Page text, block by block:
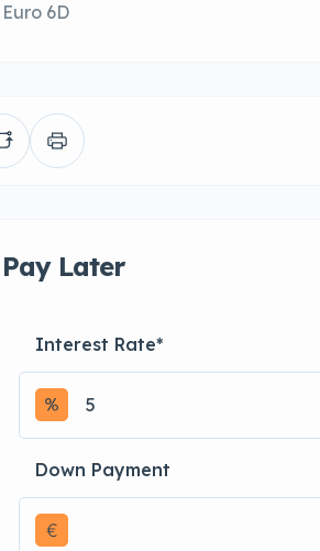
Euro 6D
Later
Interest Rate*
Down Payment
€